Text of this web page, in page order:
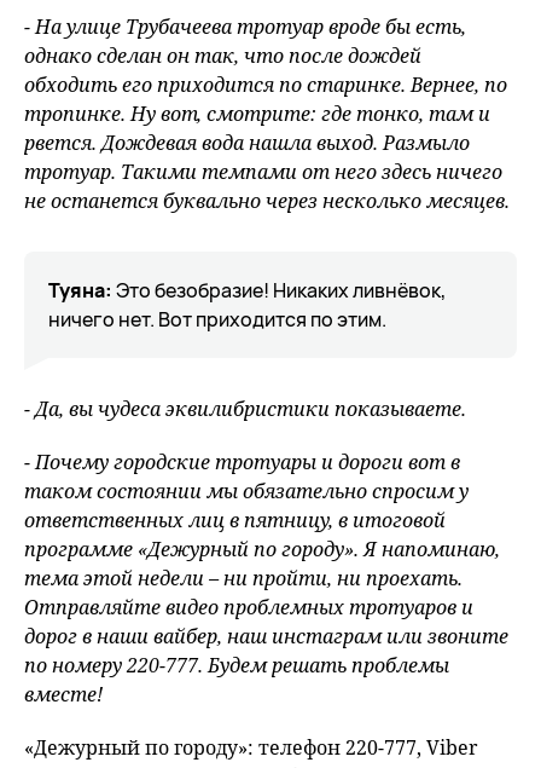
- На улице Трубачеева тротуар вроде бы есть,
однако сделан он так, что после дождей
обходить его приходится по старинке. Вернее, по
тропинке. Ну вот, смотрите: где тонко, там и
рвется. Дождевая вода нашла выход. Размыло
тротуар. Такими темпами от него здесь ничего
не останется буквально через несколько месяцев.
Туяна: Это безобразие! Никаких ливнёвок,
ничего нет. Вот приходится по этим.
- Да, вы чудеса эквилибристики показываете.
- Почему городские тротуары и дороги вот в
таком состоянии мы обязательно спросим у
ответственных лиц в пятницу, в итоговой
программе «Дежурный по городу». Я напоминаю,
тема этой недели – ни пройти, ни проехать.
Отправляйте видео проблемных тротуаров и
дорог в наши вайбер, наш инстаграм или звоните
по номеру 220-777. Будем решать проблемы
вместе!
«Дежурный по городу»: телефон 220-777, Viber